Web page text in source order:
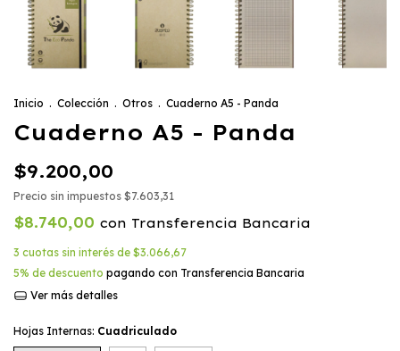
Inicio . Colección . Otros . Cuaderno A5 - Panda
Cuaderno A5 - Panda
$9.200,00
Precio sin impuestos $7.603,31
$8.740,00 con Transferencia Bancaria
3 cuotas sin interés de $3.066,67
5% de descuento pagando con Transferencia Bancaria
Ver más detalles
Hojas Internas: Cuadriculado